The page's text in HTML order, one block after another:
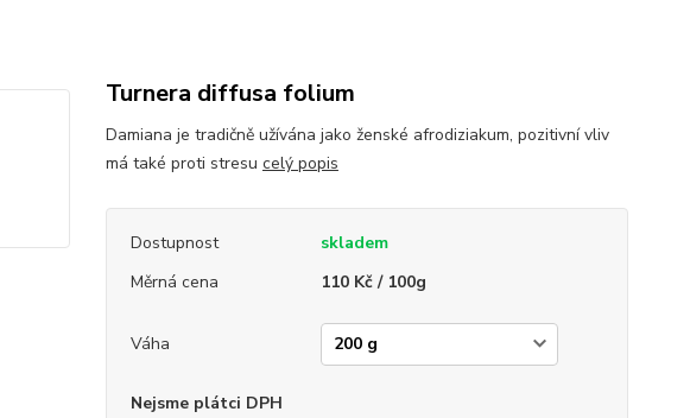
Turnera diffusa folium
Damiana je tradičně užívána jako ženské afrodiziakum, pozitivní vliv
má také proti stresu celý popis
Dostupnost
skladem
Měrná cena
110 Kč / 100g
Váha
Nejsme plátci DPH